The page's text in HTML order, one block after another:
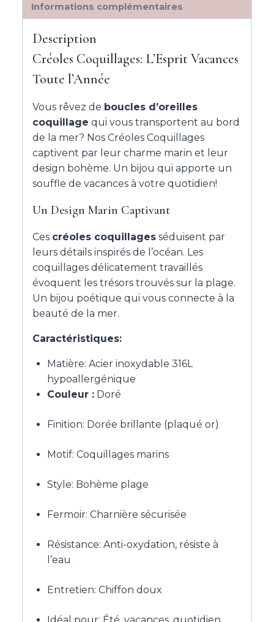
Informations complémentaires
Description
Créoles Coquillages: L’Esprit Vacances
Toute l’Année
Vous rêvez de boucles d’oreilles
coquillage qui vous transportent au bord
de la mer? Nos Créoles Coquillages
captivent par leur charme marin et leur
design bohème. Un bijou qui apporte un
souffle de vacances à votre quotidien!
Un Design Marin Captivant
Ces créoles coquillages séduisent par
leurs détails inspirés de l’océan. Les
coquillages délicatement travaillés
évoquent les trésors trouvés sur la plage.
Un bijou poétique qui vous connecte à la
beauté de la mer.
Caractéristiques:
Matière: Acier inoxydable 316L
hypoallergénique
Couleur : Doré
Finition: Dorée brillante (plaqué or)
Motif: Coquillages marins
Style: Bohème plage
Fermoir: Charnière sécurisée
Résistance: Anti-oxydation, résiste à
l’eau
Entretien: Chiffon doux